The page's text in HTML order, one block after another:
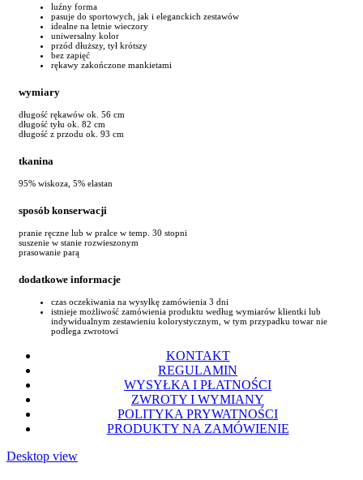
luźny forma
pasuje do sportowych, jak i eleganckich zestawów
idealne na letnie wieczory
uniwersalny kolor
przód dłuższy, tył krótszy
bez zapięć
rękawy zakończone mankietami
wymiary
długość rękawów ok. 56 cm
długość tyłu ok. 82 cm
długość z przodu ok. 93 cm
tkanina
95% wiskoza, 5% elastan
sposób konserwacji
pranie ręczne lub w pralce w temp. 30 stopni
suszenie w stanie rozwieszonym
prasowanie parą
dodatkowe informacje
czas oczekiwania na wysyłkę zamówienia 3 dni
istnieje możliwość zamówienia produktu według wymiarów klientki lub
indywidualnym zestawieniu kolorystycznym, w tym przypadku towar nie
podlega zwrotowi
KONTAKT
REGULAMIN
WYSYŁKA I PŁATNOŚCI
ZWROTY I WYMIANY
POLITYKA PRYWATNOŚCI
PRODUKTY NA ZAMÓWIENIE
Desktop view